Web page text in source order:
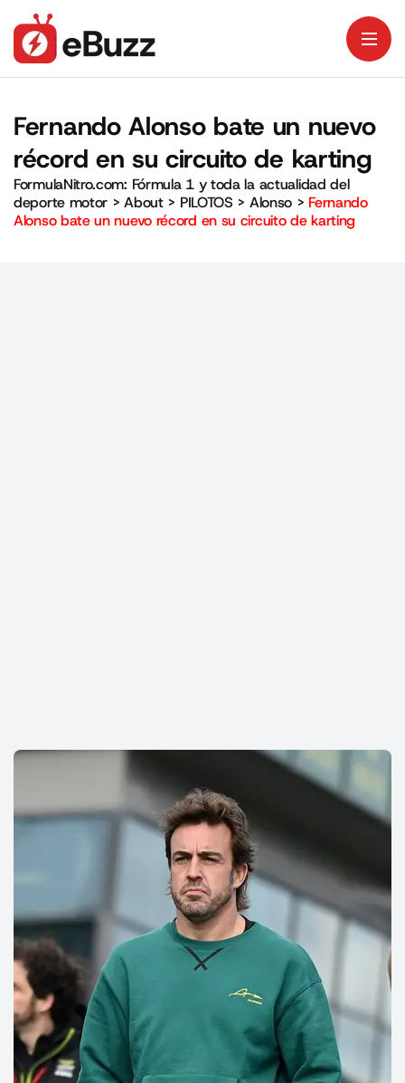
Fernando Alonso bate un nuevo
récord en su circuito de karting
FormulaNitro.com: Fórmula 1 y toda la actualidad del
deporte motor >About> PILOTOS > Alonso > Fernando
Alonso bate un nuevo récord en su circuito de karting